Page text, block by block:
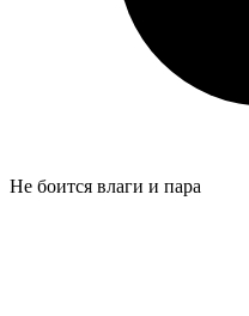
Не боится влаги и пара